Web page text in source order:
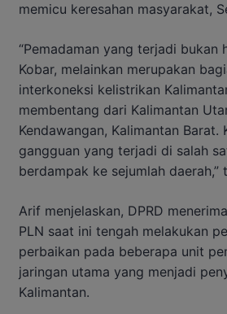
memicu keresahan masyarakat,
“Pemadaman yang terjadi bukan
Kobar, melainkan merupakan
interkoneksi kelistrikan
membentang dari Kalimantan
Kendawangan, Kalimantan Barat.
gangguan yang terjadi di salah
berdampak ke sejumlah daerah,”
Arif menjelaskan, DPRD
PLN saat ini tengah melakukan
perbaikan pada beberapa unit
jaringan utama yang menjadi
Kalimantan.